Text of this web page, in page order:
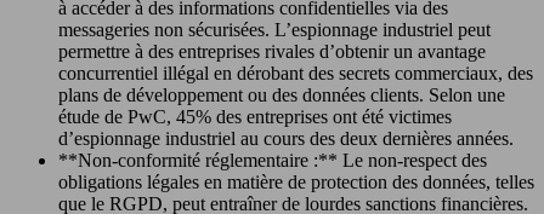
à accéder à des informations confidentielles via des
messageries non sécurisées. L’espionnage industriel peut
permettre à des entreprises rivales d’obtenir un avantage
concurrentiel illégal en dérobant des secrets commerciaux, des
plans de développement ou des données clients. Selon une
étude de PwC, 45% des entreprises ont été victimes
d’espionnage industriel au cours des deux dernières années.
**Non-conformité réglementaire :** Le non-respect des
obligations légales en matière de protection des données, telles
que le RGPD, peut entraîner de lourdes sanctions financières.